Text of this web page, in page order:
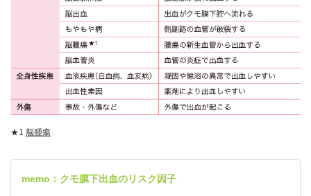
★1 脳腫瘍
memo：クモ膜下出血のリスク因子